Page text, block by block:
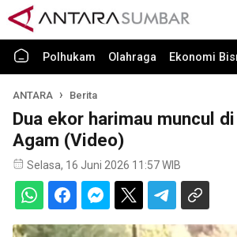
Polhukam Olahraga Ekonomi
ANTARA Berita
Dua ekor harimau muncul
Agam (Video)
Selasa, 16 Juni 2026 11:57 WIB